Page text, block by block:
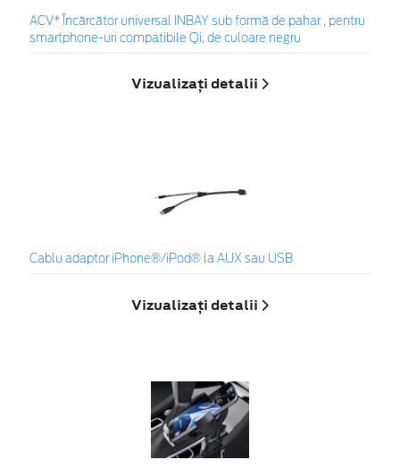
ACV* Încărcător universal INBAY sub formă de pahar , pentru
smartphone-uri compatibile Qi, de culoare negru
Vizualizați detalii
Cablu adaptor iPhone®/iPod® la AUX sau USB
Vizualizați detalii